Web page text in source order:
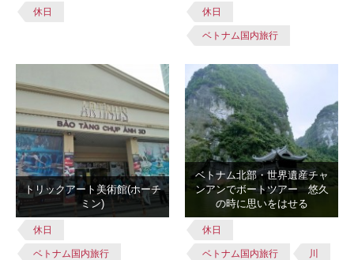
休日 休日
ベトナム国内旅行
トリックアート美術館(ホーチ
ミン)
休日
ベトナム国内旅行
ベトナム北部・世界遺産チャ
ンアンでボートツアー 悠久
の時に思いをはせる
休日
ベトナム国内旅行 川